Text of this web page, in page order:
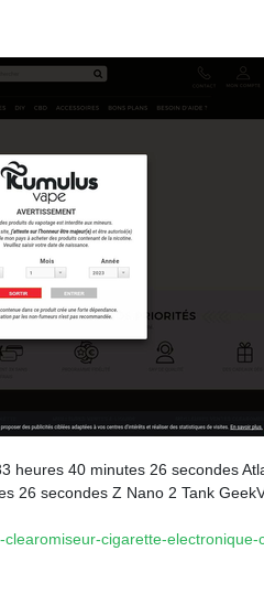
40 minutes 26 secondes
secondes Z Nano 2 Tank
cigarette-electronique-